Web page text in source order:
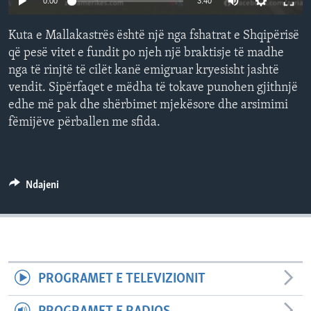
DITARI
Kuta e Mallakastrës është një nga fshatrat e Shqipërisë
që pesë vitet e fundit po njeh një braktisje të madhe
nga të rinjtë të cilët kanë emigruar kryesisht jashtë
vendit. Sipërfaqet e mëdha të tokave punohen gjithnjë
edhe më pak dhe shërbimet mjekësore dhe arsimimi
fëmijëve përballen me sfida.
Ndajeni
PROGRAMET E TELEVIZIONIT